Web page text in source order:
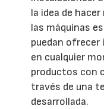
la idea de
las máquinas
puedan
en cualquier
productos con
través de una
desarrollada.